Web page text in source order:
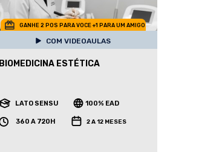
GANHE 2 POS PARA VOCE +1 PARA UM AMIGO
COM VIDEOAULAS
BIOMEDICINA ESTÉTICA
LATO SENSU 100% EAD
360 A 720H 2 A 12 MESES